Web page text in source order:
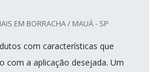
EM BORRACHA / MAUÁ - SP
com características que
com a aplicação desejada. Um